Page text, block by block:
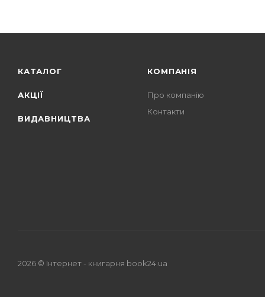
КАТАЛОГ
АКЦІЇ
ВИДАВНИЦТВА
КОМПАНІЯ
Про компанію
Контакти
2026 © Iнтернет - книгарня book24.ua